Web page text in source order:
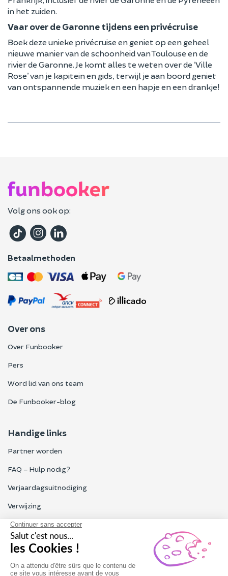
in het zuiden.
Vaar over de Garonne tijdens een privécruise
Boek deze unieke privécruise en geniet op een geheel
nieuwe manier van de schoonheid van Toulouse en de
rivier de Garonne. Je komt alles te weten over de ‘Ville
Rose’ van je kapitein en gids, terwijl je aan boord geniet
van ontspannende muziek en een hapje en een drankje!
Volg ons ook op:
Betaalmethoden
Over ons
Over Funbooker
Pers
Word lid van ons team
De Funbooker-blog
Handige links
Partner worden
FAQ – Hulp nodig?
Verjaardagsuitnodiging
Verwijzing
Alle Funbooker-beoordelingen
Particulieren, bedrijven, professionals
Onze klantenservice is geopend van maandag tot vrijdag van